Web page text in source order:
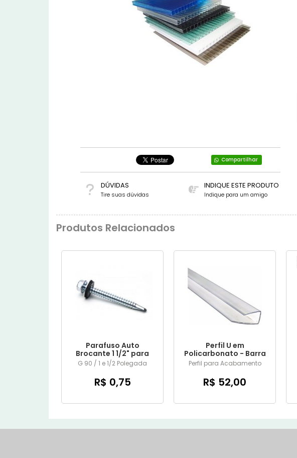
Compartilhar
DÚVIDAS
Tire suas dúvidas
INDIQUE ESTE PRODUTO
Indique para um amigo
Produtos Relacionados
Parafuso Auto
Brocante 1 1/2" para
Metal
G 90 / 1 e 1/2 Polegada
R$ 0,75
Perfil U em
Policarbonato - Barra
de 6 metros
Perfil para Acabamento
R$ 52,00